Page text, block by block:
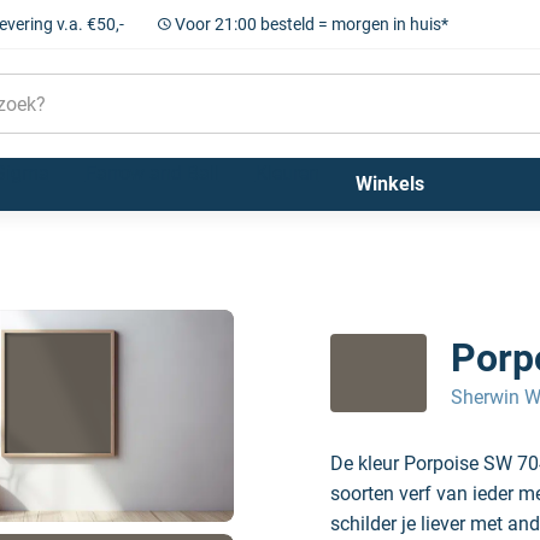
v.a. €50,- Voor 21:00 besteld = morgen in huis*
Winkels
Sherwin
De kleur Porpoise SW
soorten verf van ieder
schilder je liever met